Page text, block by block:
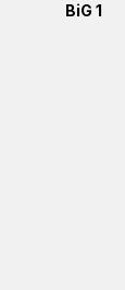
BiG 1